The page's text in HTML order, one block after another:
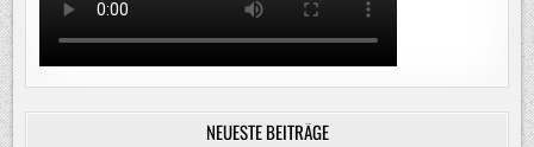
NEUESTE BEITRÄGE